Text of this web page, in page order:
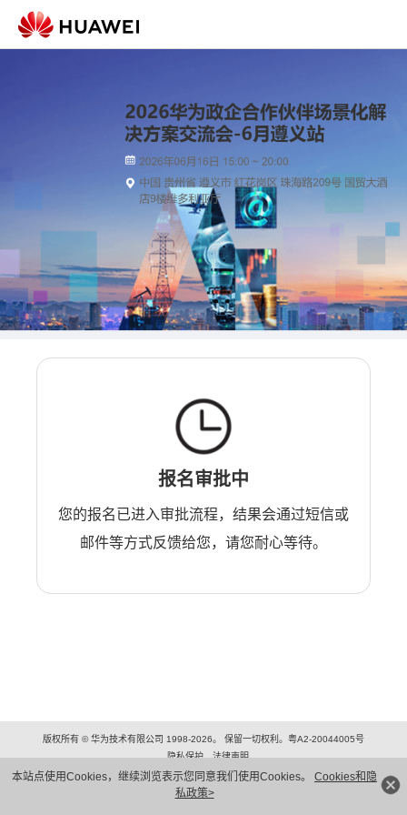
本站点使用Cookies，继续浏览表示您同意我们使用Cookies。 Cookies和隐
私政策>
报名审批中
您的报名已进入审批流程，结果会通过短信或
邮件等方式反馈给您，请您耐心等待。
版权所有 © 华为技术有限公司 1998-2026。 保留一切权利。粤A2-20044005号
隐私保护
法律声明